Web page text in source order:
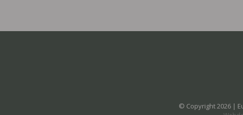
© Copyright 2026 |